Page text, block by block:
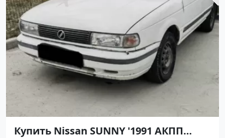
Купить Nissan SUNNY '1991 АКПП